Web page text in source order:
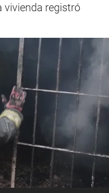
vivienda registró